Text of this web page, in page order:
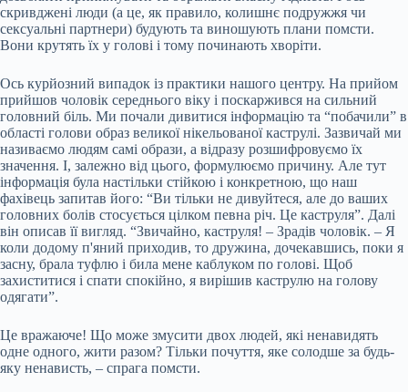
скривджені люди (а це, як правило, колишнє подружжя чи
сексуальні партнери) будують та виношують плани помсти.
Вони крутять їх у голові і тому починають хворіти.
Ось курйозний випадок із практики нашого центру. На прийом
прийшов чоловік середнього віку і поскаржився на сильний
головний біль. Ми почали дивитися інформацію та “побачили” в
області голови образ великої нікельованої каструлі. Зазвичай ми
називаємо людям самі образи, а відразу розшифровуємо їх
значення. І, залежно від цього, формулюємо причину. Але тут
інформація була настільки стійкою і конкретною, що наш
фахівець запитав його: “Ви тільки не дивуйтеся, але до ваших
головних болів стосується цілком певна річ. Це каструля”. Далі
він описав її вигляд. “Звичайно, каструля! – Зрадів чоловік. – Я
коли додому п'яний приходив, то дружина, дочекавшись, поки я
засну, брала туфлю і била мене каблуком по голові. Щоб
захиститися і спати спокійно, я вирішив каструлю на голову
одягати”.
Це вражаюче! Що може змусити двох людей, які ненавидять
одне одного, жити разом? Тільки почуття, яке солодше за будь-
яку ненависть, – спрага помсти.